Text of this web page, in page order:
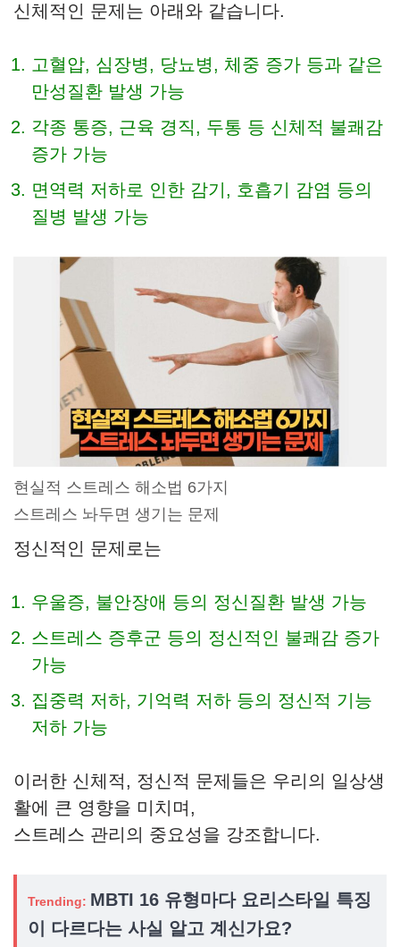
신체적인 문제는 아래와 같습니다.
고혈압, 심장병, 당뇨병, 체중 증가 등과 같은
만성질환 발생 가능
각종 통증, 근육 경직, 두통 등 신체적 불쾌감
증가 가능
면역력 저하로 인한 감기, 호흡기 감염 등의
질병 발생 가능
현실적 스트레스 해소법 6가지
스트레스 놔두면 생기는 문제
정신적인 문제로는
우울증, 불안장애 등의 정신질환 발생 가능
스트레스 증후군 등의 정신적인 불쾌감 증가
가능
집중력 저하, 기억력 저하 등의 정신적 기능
저하 가능
이러한 신체적, 정신적 문제들은 우리의 일상생
활에 큰 영향을 미치며,
스트레스 관리의 중요성을 강조합니다.
Trending: MBTI 16 유형마다 요리스타일 특징
이 다르다는 사실 알고 계신가요?